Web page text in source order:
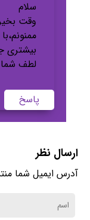
سلام
وقت
بیشتری
لطف شما
پاسخ
ارسال نظر
آدرس ایمیل شما